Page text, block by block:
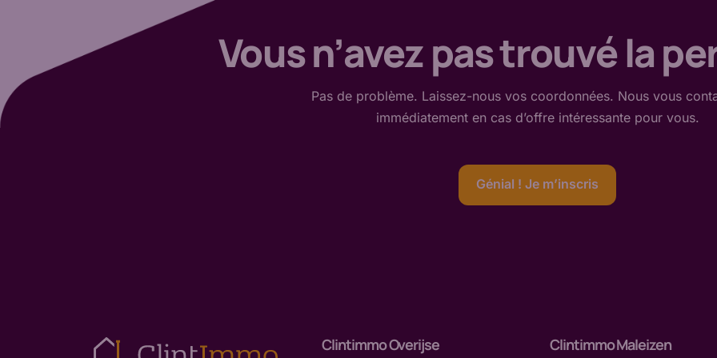
Vous n’avez pas trouvé la
Pas de problème. Laissez-nous vos coordonnées. Nous vous
immédiatement en cas d’offre intéressante pour vous.
Génial ! Je m’inscris
Clintimmo Overijse Clintimmo Maleizen